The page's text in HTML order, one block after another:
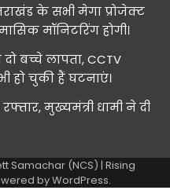
के सभी मेगा प्रोजेक्ट
मॉनिटरिंग होगी।
बच्चे लापता, CCTV
हो चुकी हैं घटनाएं।
मुख्यमंत्री धामी ने दी
Samachar (NCS) | Rising
byWordPress.